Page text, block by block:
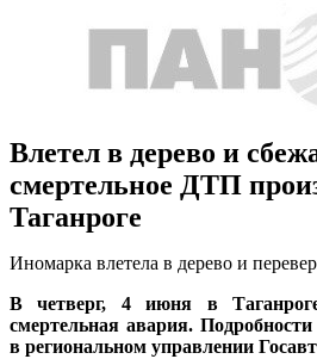
Влетел в дерево и
смертельное ДТП
Таганроге
Иномарка влетела в дерево и
В четверг, 4 июня в
смертельная авария.
в региональном управлении